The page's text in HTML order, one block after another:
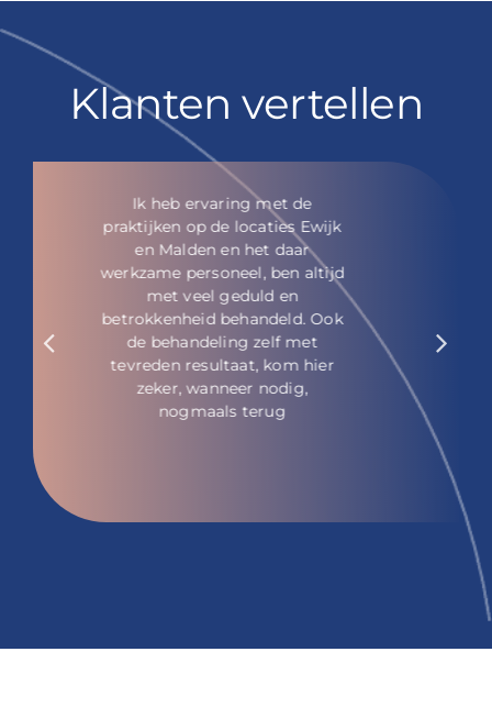
Klanten vertellen
Je wordt vriendelijk en
professioneel geholpen. Er
wordt prima advies gegeven
zonder hierbij opdringerig te
zijn.